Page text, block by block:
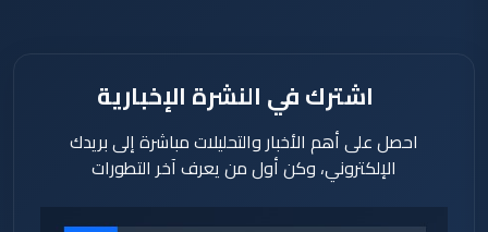
اشترك في النشرة الإخبارية
احصل على أهم الأخبار والتحليلات مباشرة إلى بريدك
الإلكتروني، وكن أول من يعرف آخر التطورات